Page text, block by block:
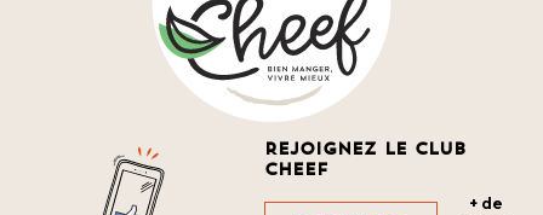
Rejoignez le club
cheef
+ de